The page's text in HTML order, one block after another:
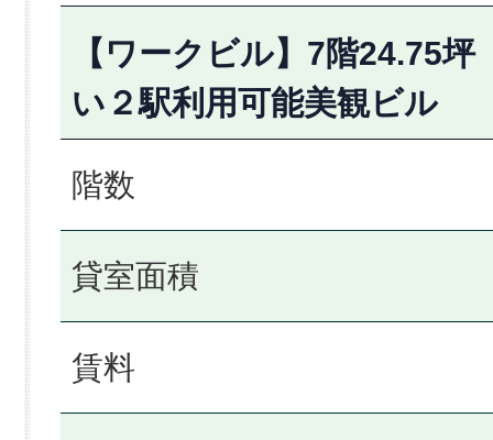
【ワークビル】7階24.75
い２駅利用可能美観ビル
階数
貸室面積
賃料